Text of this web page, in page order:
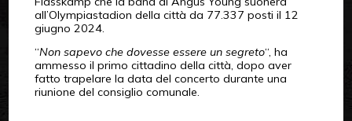
all’Olympiastadion della città da 77.337 posti il ​​12
giugno 2024.
“Non sapevo che dovesse essere un segreto“, ha
ammesso il primo cittadino della città, dopo aver
fatto trapelare la data del concerto durante una
riunione del consiglio comunale.